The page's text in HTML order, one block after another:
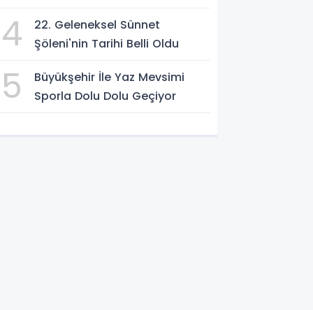
4
22. Geleneksel Sünnet
Şöleni'nin Tarihi Belli Oldu
5
Büyükşehir İle Yaz Mevsimi
Sporla Dolu Dolu Geçiyor